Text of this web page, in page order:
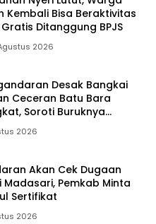
Kembali Bisa Beraktivitas
Ditanggung BPJS
2026
Desak Bangkai
Ceceran Batu Bara
Soroti Buruknya
2026
Akan Cek Dugaan
Madasari, Pemkab Minta
Sertifikat
2026